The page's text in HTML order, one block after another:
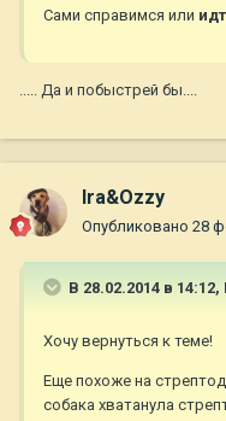
Сами справимся или
..... Да и побыстрей бы....
Ira&Ozzy
Опубликовано 28
В 28.02.2014 в
Хочу вернуться к теме!
Еще похоже на
собака хватанула